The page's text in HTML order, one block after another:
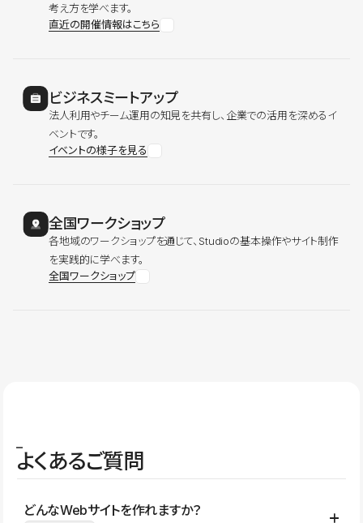
考え方を学べます。
直近の開催情報はこちら
ビジネスミートアップ
法人利用やチーム運用の知見を共有し、企業での活用を深めるイ
ベントです。
イベントの様子を見る
全国ワークショップ
各地域のワークショップを通じて、Studioの基本操作やサイト制作
を実践的に学べます。
全国ワークショップ
よくあるご質問
どんなWebサイトを作れますか？